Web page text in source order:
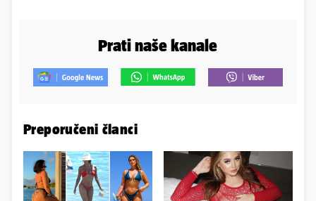
Prati naše kanale
Preporučeni članci